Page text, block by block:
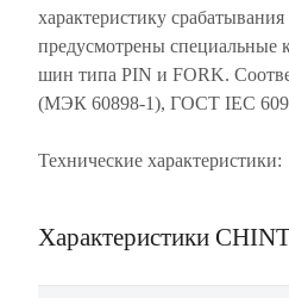
характеристику
предусмотрены специальные
шин типа PIN и FORK.
(МЭК 60898-1), ГОСТ IEC
Технические характеристики:
Характеристики